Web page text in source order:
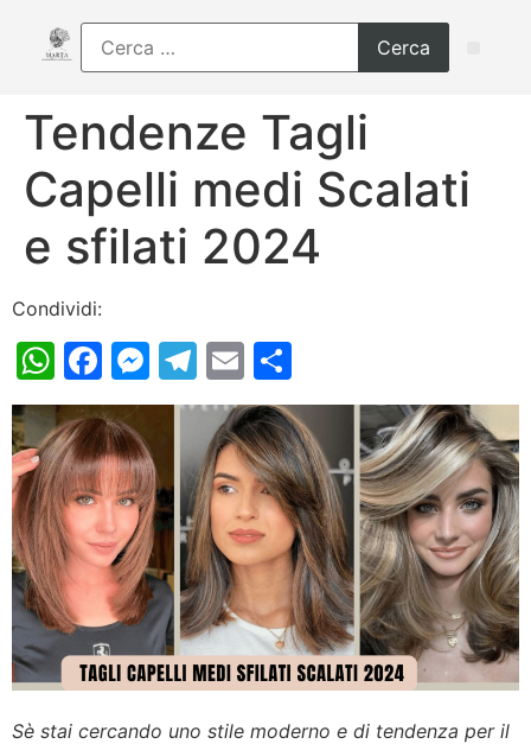
Tendenze Tagli
Capelli medi Scalati
e sfilati 2024
Condividi:
WhatsApp
Facebook
Messenger
Telegram
Email
Sè stai cercando uno stile moderno e di tendenza per il